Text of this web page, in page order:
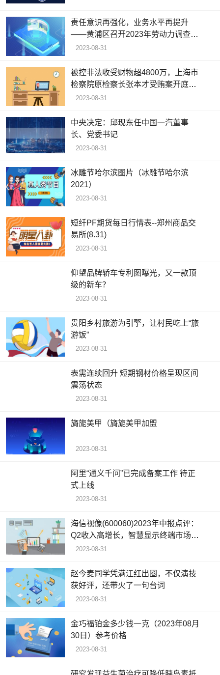
责任意识再强化，业务水平再提升
——黄浦区召开2023年劳动力调查半
年度培训会
2023-08-31
被控非法收受财物超4800万，上海市
检察院原检察长张本才受贿案开庭，
49岁任省级检察院一把手
2023-08-31
中央决定：邱现东任中国一汽董事
长、党委书记
2023-08-31
冰雕节哈尔滨图片（冰雕节哈尔滨
2021）
2023-08-31
短纤PF期货每日行情表--郑州商品交
易所(8.31)
2023-08-31
仰望品牌轿车专利图曝光，又一款顶
级的新车？
2023-08-31
贵阳乡村旅游为引擎，让村民吃上“旅
游饭”
2023-08-31
表需连续回升 短期钢材价格呈现区间
震荡状态
2023-08-31
旖旎美甲（旖旎美甲加盟
2023-08-31
阿里“通义千问”已完成备案工作 待正
式上线
2023-08-31
海信视像(600060)2023年中报点评：
Q2收入高增长，智慧显示终端市场份
额持续提升
2023-08-31
赵今麦同学凭满江红出圈，不仅演技
获好评，还带火了一句台词
2023-08-31
金巧福铂金多少钱一克（2023年08月
30日）参考价格
2023-08-31